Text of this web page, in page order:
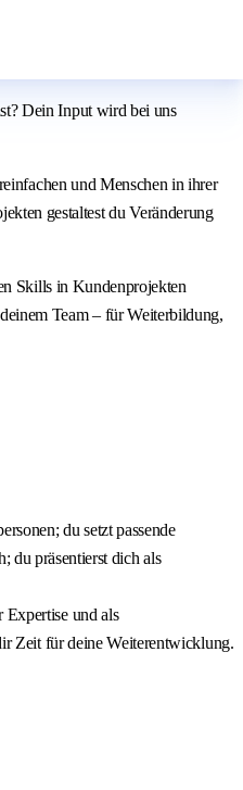
Dein Input wird bei uns
und Menschen in ihrer
gestaltest du Veränderung
Skills in Kundenprojekten
Team – für Weiterbildung,
du setzt passende
du präsentierst dich als
Expertise und als
Zeit für deine Weiterentwicklung.